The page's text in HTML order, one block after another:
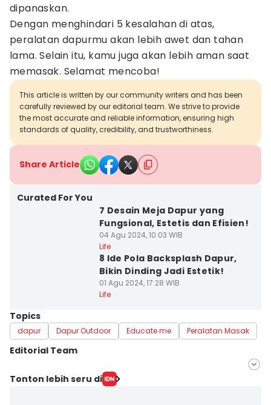
dipanaskan.
Dengan menghindari 5 kesalahan di atas,
peralatan dapurmu akan lebih awet dan tahan
lama. Selain itu, kamu juga akan lebih aman saat
memasak. Selamat mencoba!
This article is written by our community writers and has been
carefully reviewed by our editorial team. We strive to provide
the most accurate and reliable information, ensuring high
standards of quality, credibility, and trustworthiness.
Share Article
Curated For You
7 Desain Meja Dapur yang
Fungsional, Estetis dan Efisien!
04 Agu 2024, 10:03 WIB
Life
8 Ide Pola Backsplash Dapur,
Bikin Dinding Jadi Estetik!
01 Agu 2024, 17:28 WIB
Life
Topics
dapur Dapur Outdoor Educate me Peralatan Masak
Editorial Team
Editor
Tonton lebih seru di